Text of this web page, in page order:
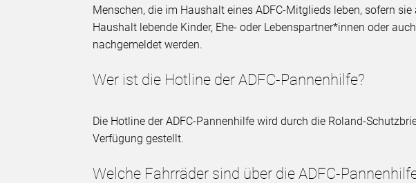
Menschen, die im Haushalt eines ADFC-Mitglieds leben, sofern
Haushalt lebende Kinder, Ehe- oder Lebenspartner*innen oder
nachgemeldet werden.
Wer ist die Hotline der ADFC-Pannenhilfe?
Die Hotline der ADFC-Pannenhilfe wird durch die Roland-
Verfügung gestellt.
Welche Fahrräder sind über die ADFC-